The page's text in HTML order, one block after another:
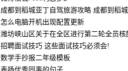
成都到稻城亚丁自驾旅游攻略 成都到稻城
怎么电脑开机出现配置更新
潍坊峡山区关于在全区进行第二轮全员核
招聘面试技巧 这些面试技巧必须会!
数学手抄报二年级模板